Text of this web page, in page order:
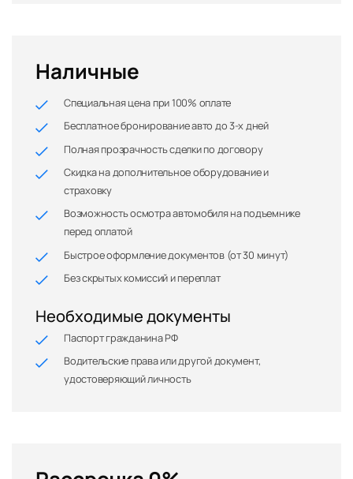
Наличные
Специальная цена при 100% оплате
Бесплатное бронирование авто до 3-х дней
Полная прозрачность сделки по договору
Скидка на дополнительное оборудование и
страховку
Возможность осмотра автомобиля на подъемнике
перед оплатой
Быстрое оформление документов (от 30 минут)
Без скрытых комиссий и переплат
Необходимые документы
Паспорт гражданина РФ
Водительские права или другой документ,
удостоверяющий личность